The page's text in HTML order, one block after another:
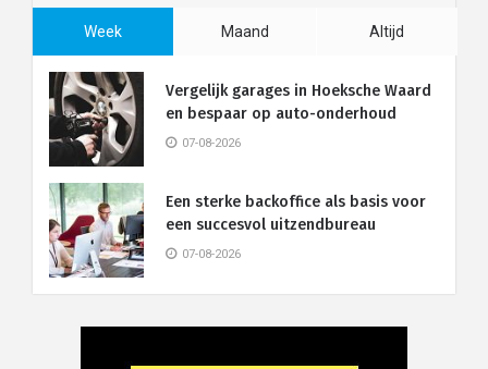
Week Maand Altijd
Vergelijk garages in Hoeksche Waard
en bespaar op auto-onderhoud
07-08-2026
Een sterke backoffice als basis voor
een succesvol uitzendbureau
07-08-2026